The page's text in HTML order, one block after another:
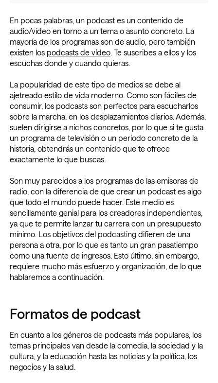
En pocas palabras, un podcast es un contenido de
audio/vídeo en torno a un tema o asunto concreto. La
mayoría de los programas son de audio, pero también
existen los podcasts de vídeo. Te suscribes a ellos y los
escuchas donde y cuando quieras.
La popularidad de este tipo de medios se debe al
ajetreado estilo de vida moderno. Como son fáciles de
consumir, los podcasts son perfectos para escucharlos
sobre la marcha, en los desplazamientos diarios. Además,
suelen dirigirse a nichos concretos, por lo que si te gusta
un programa de televisión o un periodo concreto de la
historia, obtendrás un contenido que te ofrece
exactamente lo que buscas.
Son muy parecidos a los programas de las emisoras de
radio, con la diferencia de que crear un podcast es algo
que todo el mundo puede hacer. Este medio es
sencillamente genial para los creadores independientes,
ya que te permite lanzar tu carrera con un presupuesto
mínimo. Los objetivos del podcasting difieren de una
persona a otra, por lo que es tanto un gran pasatiempo
como una fuente de ingresos. Esto último, sin embargo,
requiere mucho más esfuerzo y organización, de lo que
hablaremos a continuación.
Formatos de podcast
En cuanto a los géneros de podcasts más populares, los
temas principales van desde la comedia, la sociedad y la
cultura, y la educación hasta las noticias y la política, los
negocios y la salud.